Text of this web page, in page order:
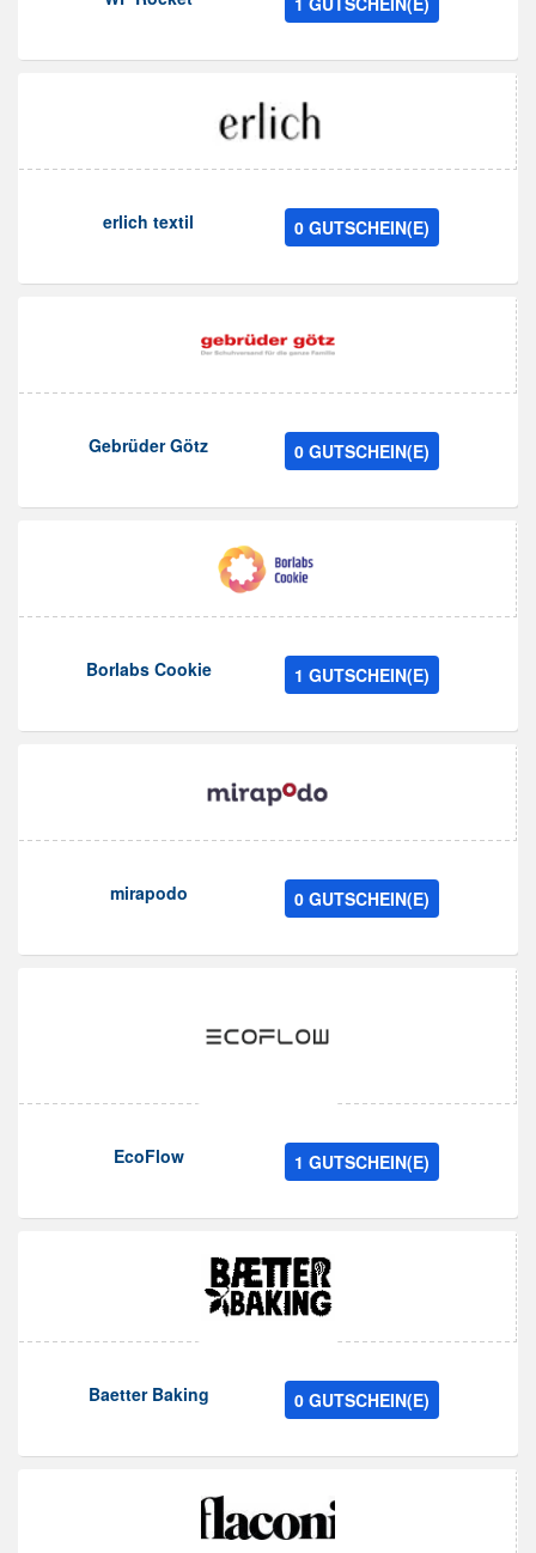
erlich textil 0 GUTSCHEIN(E)
Gebrüder Götz 0 GUTSCHEIN(E)
Borlabs Cookie 1 GUTSCHEIN(E)
mirapodo 0 GUTSCHEIN(E)
EcoFlow 1 GUTSCHEIN(E)
Baetter Baking 0 GUTSCHEIN(E)